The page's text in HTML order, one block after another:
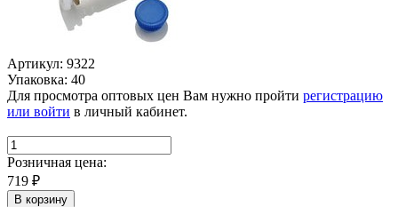
Артикул: 9322
Упаковка: 40
Для просмотра оптовых цен Вам нужно пройти регистрацию
или войти в личный кабинет.
Розничная цена:
719 ₽
В корзину